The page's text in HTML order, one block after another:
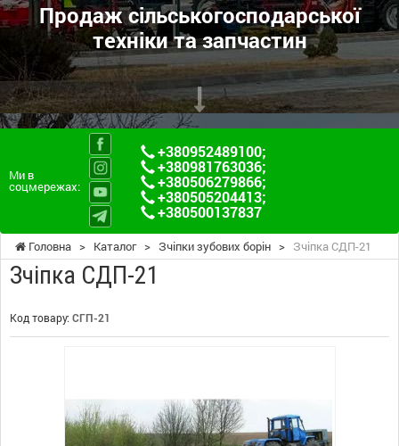
Продаж сільськогосподарської
техніки та запчастин
Ми в
соцмережах:
+380952489100;
+380981763036;
+380506279866;
+380505204413;
+380500137837
Головна > Каталог > Зчіпки зубових борін > Зчіпка СДП-21
Зчіпка СДП-21
Код товару: СГП-21